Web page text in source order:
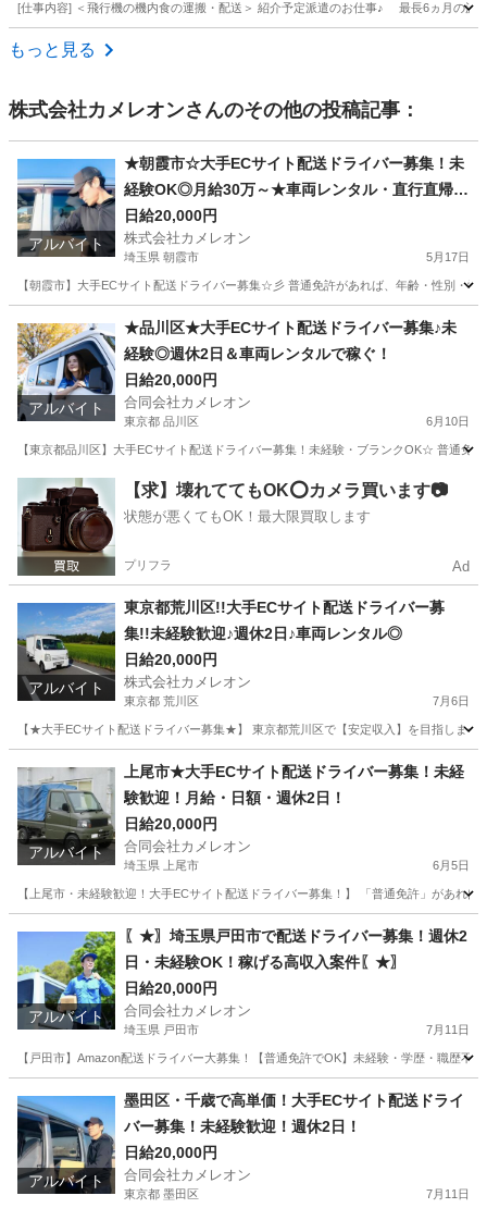
[仕事内容] ＜飛行機の機内食の運搬・配送＞ 紹介予定派遣のお仕事♪ 最長6ヵ月の
千葉 成田市
もっと見る
株式会社カメレオンさんのその他の投稿記事：
アルバイト
★朝霞市☆大手ECサイト配送ドライバー募集！未
経験OK◎月給30万～★車両レンタル・直行直帰
可！
日給20,000円
株式会社カメレオン
埼玉県 朝霞市 5月17日
【朝霞市】大手ECサイト配送ドライバー募集☆彡 普通免許があれば、年齢・性別・
ドライバー 積み込み
アルバイト
★品川区★大手ECサイト配送ドライバー募集♪未
経験◎週休2日＆車両レンタルで稼ぐ！
日給20,000円
合同会社カメレオン
東京都 品川区 6月10日
【東京都品川区】大手ECサイト配送ドライバー募集！未経験・ブランクOK☆ 普通
東京 品川区 ドライバー 積み込み
【求】壊れててもOK⭕️カメラ買います📷
状態が悪くてもOK！最大限買取します
プリフラ Ad
アルバイト
東京都荒川区!!大手ECサイト配送ドライバー募
集!!未経験歓迎♪週休2日♪車両レンタル◎
日給20,000円
株式会社カメレオン
東京都 荒川区 7月6日
【★大手ECサイト配送ドライバー募集★】 東京都荒川区で【安定収入】を目指しま
ドライバー 積み込み
アルバイト
上尾市★大手ECサイト配送ドライバー募集！未経
験歓迎！月給・日額・週休2日！
日給20,000円
合同会社カメレオン
埼玉県 上尾市 6月5日
【上尾市・未経験歓迎！大手ECサイト配送ドライバー募集！】 「普通免許」があれ
ドライバー 積み込み
アルバイト
〖★〗埼玉県戸田市で配送ドライバー募集！週休2
日・未経験OK！稼げる高収入案件〖★〗
日給20,000円
合同会社カメレオン
埼玉県 戸田市 7月11日
【戸田市】Amazon配送ドライバー大募集！【普通免許でOK】未経験・学歴・職歴
ドライバー 積み込み
アルバイト
墨田区・千歳で高単価！大手ECサイト配送ドライ
バー募集！未経験歓迎！週休2日！
日給20,000円
合同会社カメレオン
東京都 墨田区 7月11日